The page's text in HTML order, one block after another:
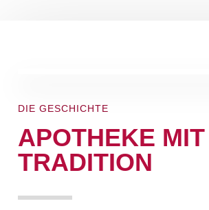
DIE GESCHICHTE
APOTHEKE MIT
TRADITION